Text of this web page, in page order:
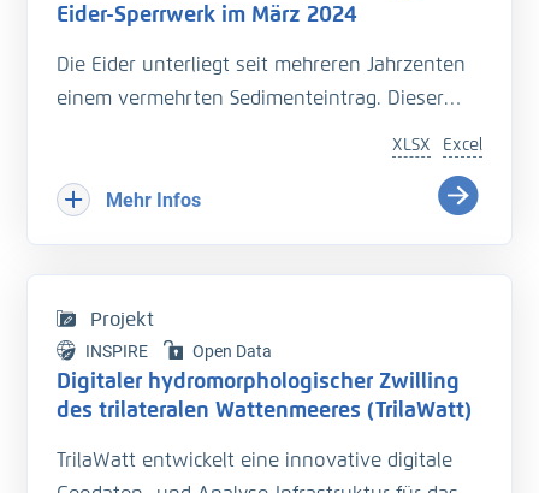
Eider-Sperrwerk im März 2024
Die Eider unterliegt seit mehreren Jahrzenten
einem vermehrten Sedimenteintrag. Dieser
Hinterlandes so wie die Schiffbarkeit des
Bundeswasserstraße.
der Entwässerung des Hinterlandes führt. Das
Kooperationsprojekt „Zukunft Eider“ wurde
geschaffen um Vorarbeiten zu leisten, welche
Anpassungen und Erweiterungen der
Excel
XLSX
Mehr Infos
Projekt
INSPIRE Open Data
Digitaler hydromorphologischer Zwilling
des trilateralen Wattenmeeres (TrilaWatt)
TrilaWatt entwickelt eine innovative digitale